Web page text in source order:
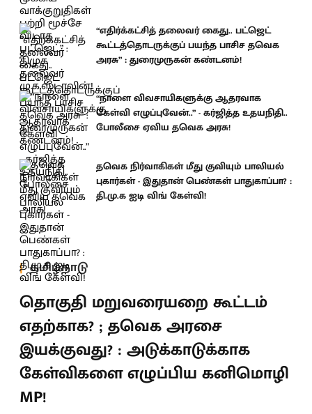
“எதிர்க்கட்சித் தலைவர் கைது.. பட்ஜெட்
கூட்டத்தொடருக்குப் பயந்த பாசிச தவெக
அரசு” : துரைமுருகன் கண்டனம்!
“நாளை விவசாயிகளுக்கு ஆதரவாக
கேள்வி எழுப்புவேன்..” - கர்ஜித்த உதயநிதி..
போலீசை ஏவிய தவெக அரசு!
தவெக நிர்வாகிகள் மீது குவியும் பாலியல்
புகார்கள் - இதுதான் பெண்கள் பாதுகாப்பா? :
தி.மு.க ஐடி விங் கேள்வி!
தமிழ்நாடு
தொகுதி மறுவரையறை கூட்டம்
எதற்காக? ; தவெக அரசை
இயக்குவது? : அடுக்காடுக்காக
கேள்விகளை எழுப்பிய கனிமொழி
MP!